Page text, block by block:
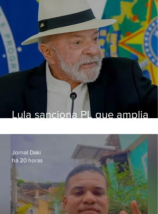
Lula sanciona PL que amplia
crianças
Jornal Daki
há 20 horas